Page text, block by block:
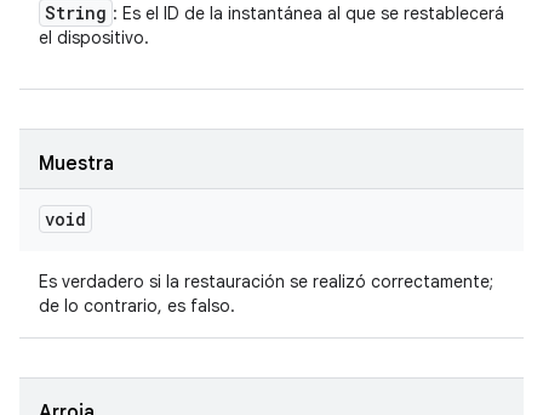
String : Es el ID de la instantánea al que se restablecerá
el dispositivo.
Muestra
void
Es verdadero si la restauración se realizó correctamente;
de lo contrario, es falso.